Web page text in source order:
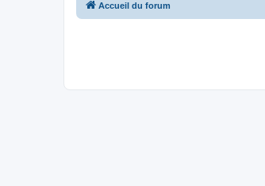
Accueil du forum